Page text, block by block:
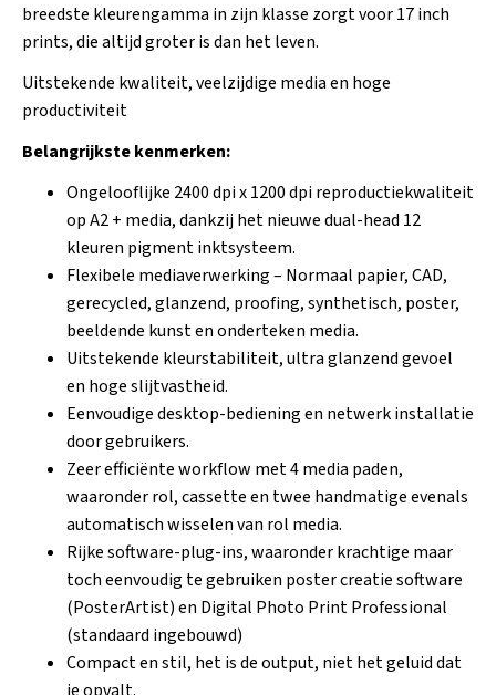
breedste kleurengamma in zijn klasse zorgt voor 17 inch
prints, die altijd groter is dan het leven.
Uitstekende kwaliteit, veelzijdige media en hoge
productiviteit
Belangrijkste kenmerken:
Ongelooflijke 2400 dpi x 1200 dpi reproductiekwaliteit
op A2 + media, dankzij het nieuwe dual-head 12
kleuren pigment inktsysteem.
Flexibele mediaverwerking – Normaal papier, CAD,
gerecycled, glanzend, proofing, synthetisch, poster,
beeldende kunst en onderteken media.
Uitstekende kleurstabiliteit, ultra glanzend gevoel
en hoge slijtvastheid.
Eenvoudige desktop-bediening en netwerk installatie
door gebruikers.
Zeer efficiënte workflow met 4 media paden,
waaronder rol, cassette en twee handmatige evenals
automatisch wisselen van rol media.
Rijke software-plug-ins, waaronder krachtige maar
toch eenvoudig te gebruiken poster creatie software
(PosterArtist) en Digital Photo Print Professional
(standaard ingebouwd)
Compact en stil, het is de output, niet het geluid dat
je opvalt.